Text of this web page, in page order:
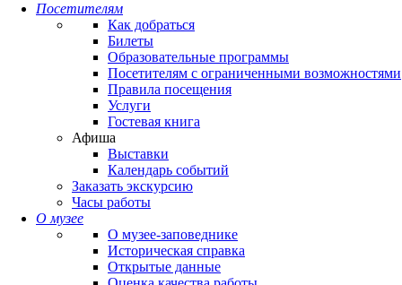
Посетителям
Как добраться
Билеты
Образовательные программы
Посетителям с ограниченными возможностями
Правила посещения
Услуги
Гостевая книга
Афиша
Выставки
Календарь событий
Заказать экскурсию
Часы работы
О музее
О музее-заповеднике
Историческая справка
Открытые данные